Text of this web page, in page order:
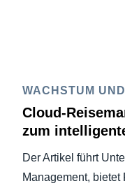
WACHSTUM
Cloud-
zum
Der Artikel führt
Management, bietet